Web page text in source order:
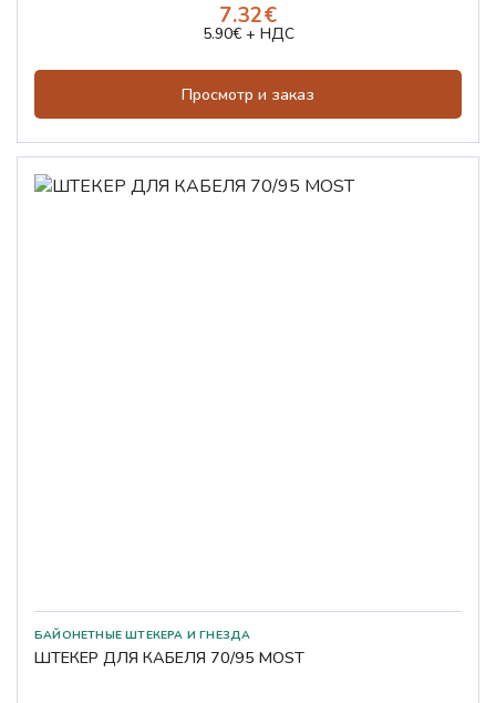
7.32€
5.90€ + НДС
Просмотр и заказ
БАЙОНЕТНЫЕ ШТЕКЕРА И ГНЕЗДА
ШТЕКЕР ДЛЯ КАБЕЛЯ 70/95 MOST